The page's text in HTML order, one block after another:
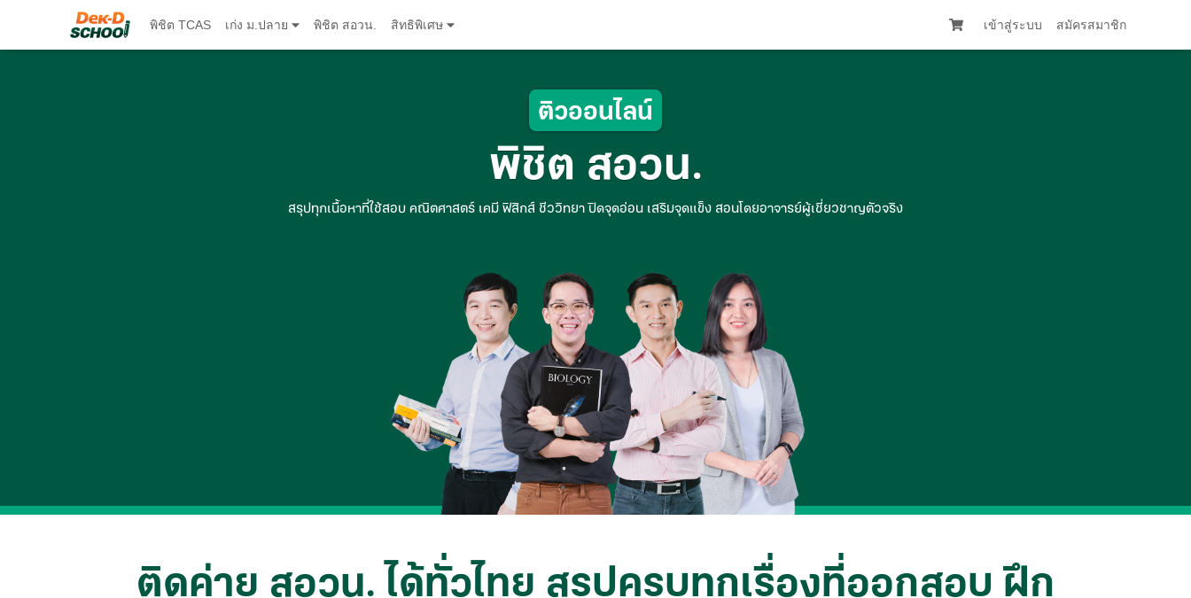
พิชิต TCAS เก่ง ม.ปลาย พิชิต สอวน. สิทธิพิเศษ เข้าสู่ระบบ สมัครสมาชิก
ติวออนไลน์
พิชิต สอวน.
สรุปทุกเนื้อหาที่ใช้สอบ คณิตศาสตร์ เคมี ฟิสิกส์ ชีววิทยา ปิดจุดอ่อน เสริมจุดแข็ง สอนโดยอาจารย์ผู้เชี่ยวชาญตัวจริง
ติดค่าย สอวน. ได้ทั่วไทย สรุปครบทุกเรื่องที่ออกสอบ ฝึก